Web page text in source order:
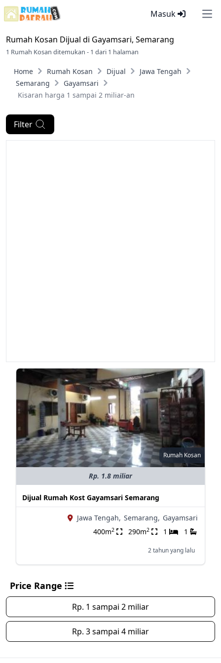
Masuk
Rumah Kosan Dijual di Gayamsari, Semarang
1 Rumah Kosan ditemukan - 1 dari 1 halaman
Home Rumah Kosan Dijual
Jawa Tengah
Semarang
Gayamsari
Kisaran harga 1 sampai 2 miliar-an
Filter
Rumah Kosan
Rp. 1.8 miliar
Dijual Rumah Kost Gayamsari Semarang
Jawa Tengah, Semarang, Gayamsari
400m2 290m2 1 1
2 tahun yang lalu
Price Range
Rp. 1 sampai 2 miliar
Rp. 3 sampai 4 miliar